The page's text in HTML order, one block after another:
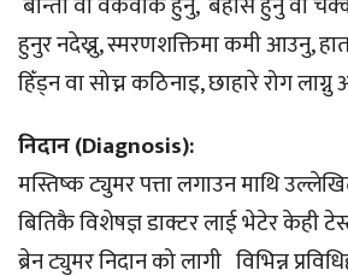
हुनुर नदेख्नु, स्मरणशक्तिमा कमी आउनु,
हिँड्न वा सोच्न कठिनाइ, छाहारे रोग
निदान (Diagnosis):
मस्तिष्क ट्युमर पत्ता लगाउन माथि
बितिकै विशेषज्ञ डाक्टर लाई भेटेर केही
ब्रेन ट्युमर निदान को लागी विभिन्न